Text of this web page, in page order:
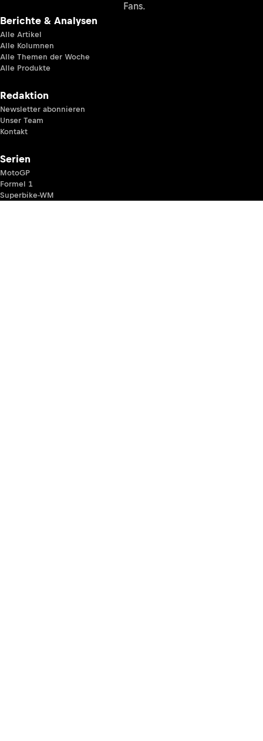
Fans.
Berichte & Analysen
Alle Artikel
Alle Kolumnen
Alle Themen der Woche
Alle Produkte
Redaktion
Newsletter abonnieren
Unser Team
Kontakt
Serien
MotoGP
Formel 1
Superbike-WM